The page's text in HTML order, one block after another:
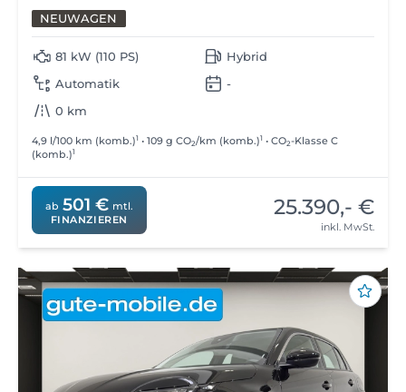
NEUWAGEN
81 kW (110 PS)
Automatik
0 km
Hybrid
-
4,9 l/100 km (komb.)1 • 109 g CO2/km (komb.)1 • CO2-Klasse C
(komb.)1
ab 501 € mtl.
FINANZIEREN
25.390,- €
inkl. MwSt.